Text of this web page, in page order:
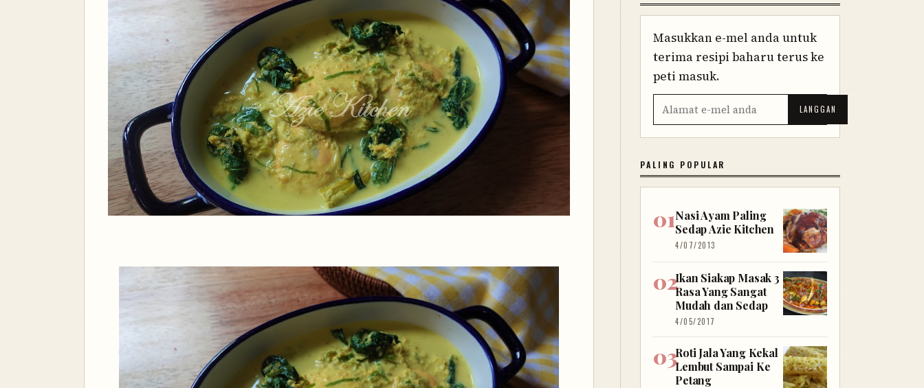
Masukkan e-mel anda untuk
terima resipi baharu terus ke
peti masuk.
PALING POPULAR
Nasi Ayam Paling
Sedap Azie Kitchen
4/07/2013
Ikan Siakap Masak 3
Rasa Yang Sangat
Mudah dan Sedap
4/05/2017
Roti Jala Yang Kekal
Lembut Sampai Ke
Petang